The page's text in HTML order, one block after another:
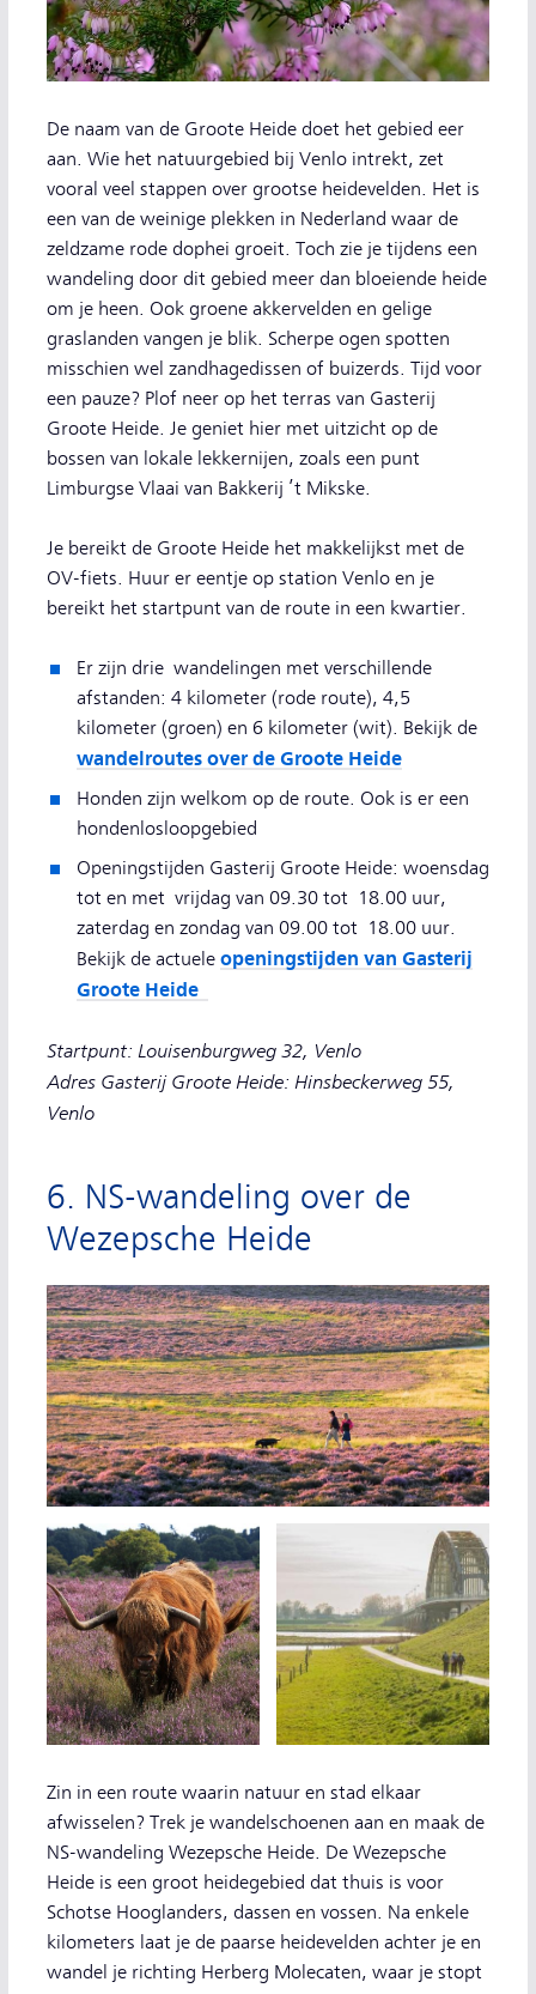
De naam van de Groote Heide doet het gebied eer
aan. Wie het natuurgebied bij Venlo intrekt, zet
vooral veel stappen over grootse heidevelden. Het is
een van de weinige plekken in Nederland waar de
zeldzame rode dophei groeit. Toch zie je tijdens een
wandeling door dit gebied meer dan bloeiende heide
om je heen. Ook groene akkervelden en gelige
graslanden vangen je blik. Scherpe ogen spotten
misschien wel zandhagedissen of buizerds. Tijd voor
een pauze? Plof neer op het terras van Gasterij
Groote Heide. Je geniet hier met uitzicht op de
bossen van lokale lekkernijen, zoals een punt
Limburgse Vlaai van Bakkerij ’t Mikske.
Je bereikt de Groote Heide het makkelijkst met de
OV-fiets. Huur er eentje op station Venlo en je
bereikt het startpunt van de route in een kwartier.
Er zijn drie wandelingen met verschillende
afstanden: 4 kilometer (rode route), 4,5
kilometer (groen) en 6 kilometer (wit). Bekijk de
wandelroutes over de Groote Heide
Honden zijn welkom op de route. Ook is er een
hondenlosloopgebied
Openingstijden Gasterij Groote Heide: woensdag
tot en met vrijdag van 09.30 tot 18.00 uur,
zaterdag en zondag van 09.00 tot 18.00 uur.
Bekijk de actuele openingstijden van Gasterij
Groote Heide
Startpunt: Louisenburgweg 32, Venlo
Adres Gasterij Groote Heide: Hinsbeckerweg 55,
Venlo
6. NS-wandeling over de
Wezepsche Heide
Zin in een route waarin natuur en stad elkaar
afwisselen? Trek je wandelschoenen aan en maak de
NS-wandeling Wezepsche Heide. De Wezepsche
Heide is een groot heidegebied dat thuis is voor
Schotse Hooglanders, dassen en vossen. Na enkele
kilometers laat je de paarse heidevelden achter je en
wandel je richting Herberg Molecaten, waar je stopt